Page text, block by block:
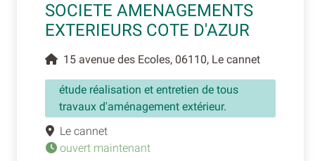
SOCIETE AMENAGEMENTS
EXTERIEURS COTE D'AZUR
15 avenue des Ecoles, 06110, Le cannet
étude réalisation et entretien de tous
travaux d'aménagement extérieur.
Le cannet
ouvert maintenant